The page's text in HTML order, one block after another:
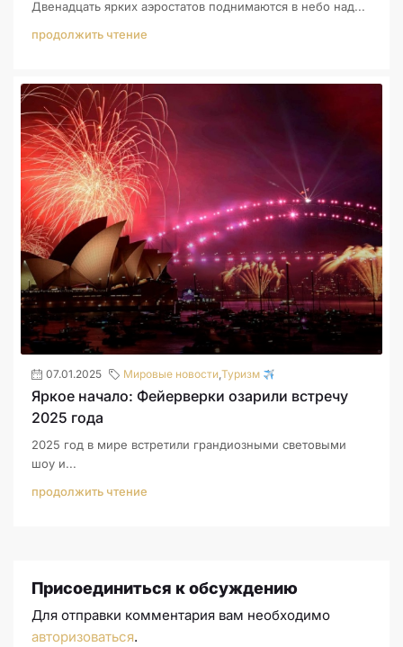
Двенадцать ярких аэростатов поднимаются в небо над...
продолжить чтение
07.01.2025 Мировые новости,Туризм
Яркое начало: Фейерверки озарили встречу
2025 года
2025 год в мире встретили грандиозными световыми
шоу и...
продолжить чтение
Присоединиться к обсуждению
Для отправки комментария вам необходимо
авторизоваться.